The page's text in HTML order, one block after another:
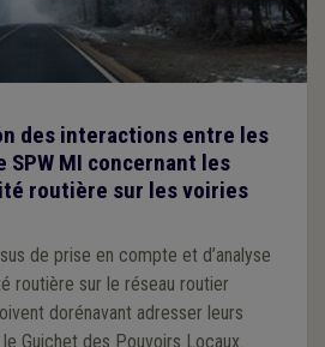
des interactions entre les
MI concernant les
routière sur les voiries
de prise en compte et d’analyse
routière sur le réseau routier
dorénavant adresser leurs
Guichet des Pouvoirs Locaux.